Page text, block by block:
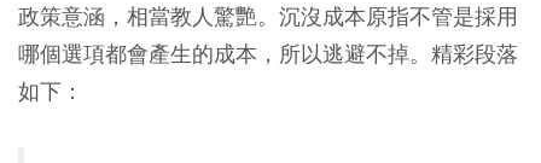
政策意涵，相當教人驚艷。沉沒成本原指不管是採用
哪個選項都會產生的成本，所以逃避不掉。精彩段落
如下：